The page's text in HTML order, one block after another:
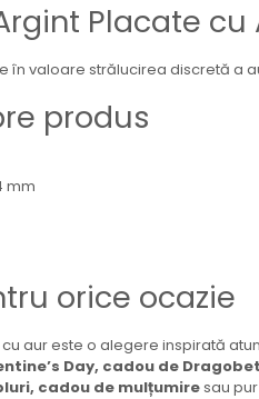
Placate
în valoare strălucirea discretă a
produs
mm
orice ocazie
aur este o alegere inspirată
Day, cadou de
cadou de mulțumiresau